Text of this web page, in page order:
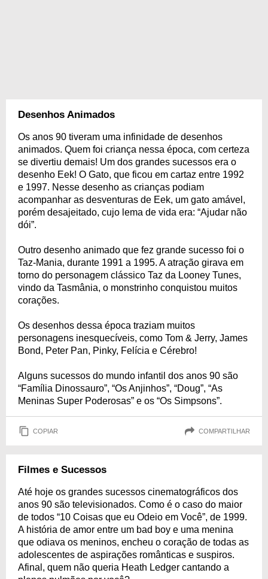
Desenhos Animados
Os anos 90 tiveram uma infinidade de desenhos
animados. Quem foi criança nessa época, com certeza
se divertiu demais! Um dos grandes sucessos era o
desenho Eek! O Gato, que ficou em cartaz entre 1992
e 1997. Nesse desenho as crianças podiam
acompanhar as desventuras de Eek, um gato amável,
porém desajeitado, cujo lema de vida era: “Ajudar não
dói”.
Outro desenho animado que fez grande sucesso foi o
Taz-Mania, durante 1991 a 1995. A atração girava em
torno do personagem clássico Taz da Looney Tunes,
vindo da Tasmânia, o monstrinho conquistou muitos
corações.
Os desenhos dessa época traziam muitos
personagens inesquecíveis, como Tom & Jerry, James
Bond, Peter Pan, Pinky, Felícia e Cérebro!
Alguns sucessos do mundo infantil dos anos 90 são
“Família Dinossauro”, “Os Anjinhos”, “Doug”, “As
Meninas Super Poderosas” e os “Os Simpsons”.
COPIAR COMPARTILHAR
Filmes e Sucessos
Até hoje os grandes sucessos cinematográficos dos
anos 90 são televisionados. Como é o caso do maior
de todos “10 Coisas que eu Odeio em Você”, de 1999.
A história de amor entre um bad boy e uma menina
que odiava os meninos, encheu o coração de todas as
adolescentes de aspirações românticas e suspiros.
Afinal, quem não queria Heath Ledger cantando a